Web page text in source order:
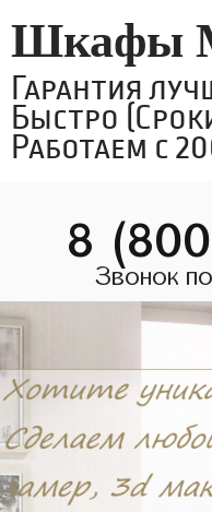
Шкафы
Гарантия
Быстро
Работаем с
8
Звонок